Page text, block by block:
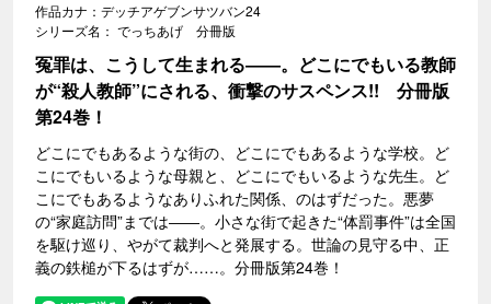
作品カナ：デッチアゲブンサツバン24
シリーズ名： でっちあげ 分冊版
冤罪は、こうして生まれる――。どこにでもいる教師
が“殺人教師”にされる、衝撃のサスペンス!! 分冊版
第24巻！
どこにでもあるような街の、どこにでもあるような学校。ど
こにでもいるような母親と、どこにでもいるような先生。ど
こにでもあるようなありふれた関係、のはずだった。悪夢
の“家庭訪問”までは――。小さな街で起きた“体罰事件”は全国
を駆け巡り、やがて裁判へと発展する。世論の見守る中、正
義の鉄槌が下るはずが……。分冊版第24巻！